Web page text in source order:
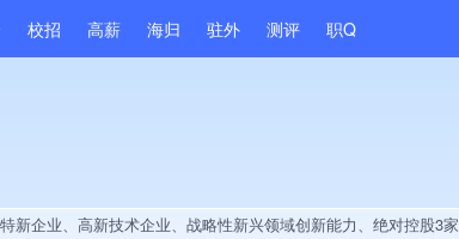
校招 高薪 海归 驻外 测评 职Q
绝对控股3家公司、薪资水平全省同行前50%、A级纳税人、多产业布局、拥有节能环保技术、拥有自主品牌、专利授权量同领域前5%、技术布局行业领先、经营年限全国同行前10%、集团成员、权威管理体系认证、大学生就业贡献、拥有专利、拥有绿色资质、拥有著作权